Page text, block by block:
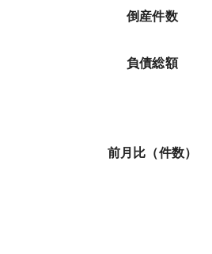
採用情報
倒産件数
負債総額
前月比（件数）